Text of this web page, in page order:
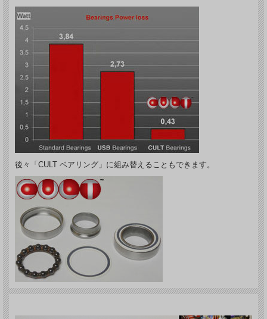
後々「CULT ベアリング」に組み替えることもできます。